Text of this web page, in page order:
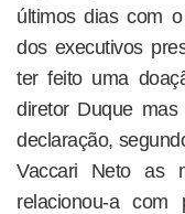
últimos dias com
dos executivos
ter feito uma
diretor Duque
declaração,
Vaccari Neto as
relacionou-a